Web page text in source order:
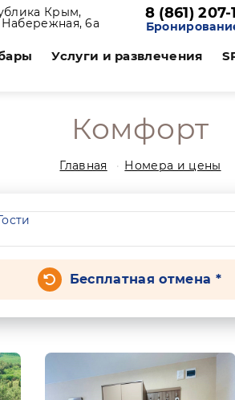
Крым,
6а
8 (861) 207-
Услуги и развлечения
Комфорт
Главная Номера и цены
Бесплатная отмена *